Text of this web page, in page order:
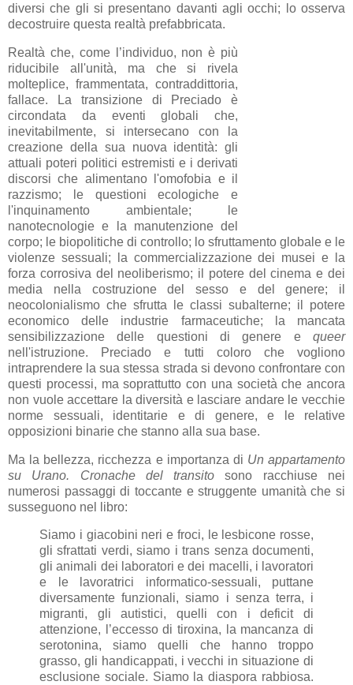
diversi che gli si presentano davanti agli occhi; lo osserva
decostruire questa realtà prefabbricata.
Realtà che, come l’individuo, non è più
riducibile all'unità, ma che si rivela
molteplice, frammentata, contraddittoria,
fallace. La transizione di Preciado è
circondata da eventi globali che,
inevitabilmente, si intersecano con la
creazione della sua nuova identità: gli
attuali poteri politici estremisti e i derivati
discorsi che alimentano l'omofobia e il
razzismo; le questioni ecologiche e
l'inquinamento ambientale; le
nanotecnologie e la manutenzione del
corpo; le biopolitiche di controllo; lo sfruttamento globale e le
violenze sessuali; la commercializzazione dei musei e la
forza corrosiva del neoliberismo; il potere del cinema e dei
media nella costruzione del sesso e del genere; il
neocolonialismo che sfrutta le classi subalterne; il potere
economico delle industrie farmaceutiche; la mancata
sensibilizzazione delle questioni di genere e queer
nell'istruzione. Preciado e tutti coloro che vogliono
intraprendere la sua stessa strada si devono confrontare con
questi processi, ma soprattutto con una società che ancora
non vuole accettare la diversità e lasciare andare le vecchie
norme sessuali, identitarie e di genere, e le relative
opposizioni binarie che stanno alla sua base.
Ma la bellezza, ricchezza e importanza di Un appartamento
su Urano. Cronache del transito sono racchiuse nei
numerosi passaggi di toccante e struggente umanità che si
susseguono nel libro:
Siamo i giacobini neri e froci, le lesbicone rosse,
gli sfrattati verdi, siamo i trans senza documenti,
gli animali dei laboratori e dei macelli, i lavoratori
e le lavoratrici informatico-sessuali, puttane
diversamente funzionali, siamo i senza terra, i
migranti, gli autistici, quelli con i deficit di
attenzione, l’eccesso di tiroxina, la mancanza di
serotonina, siamo quelli che hanno troppo
grasso, gli handicappati, i vecchi in situazione di
esclusione sociale. Siamo la diaspora rabbiosa.